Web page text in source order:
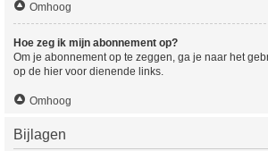
Omhoog
Hoe zeg ik mijn abonnement op?
Om je abonnement op te zeggen, ga je naar het
op de hier voor dienende links.
Omhoog
Bijlagen